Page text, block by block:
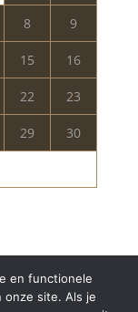
8 9
15 16
22 23
29 30
en functionele
site. Als je